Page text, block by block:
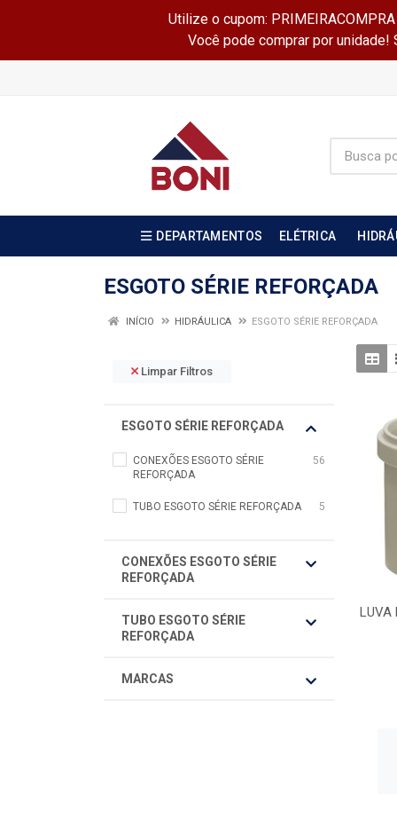
Utilize o cupom:
Você pode comprar por unidade!
DEPARTAMENTOS ELÉTRICA
ESGOTO SÉRIE REFORÇADA
INÍCIO HIDRÁULICA ESGOTO SÉRIE REFORÇADA
Limpar Filtros
ESGOTO SÉRIE REFORÇADA
CONEXÕES ESGOTO SÉRIE
REFORÇADA
56
TUBO ESGOTO SÉRIE REFORÇADA 5
CONEXÕES ESGOTO SÉRIE
REFORÇADA
TUBO ESGOTO SÉRIE
REFORÇADA
MARCAS
LUVA